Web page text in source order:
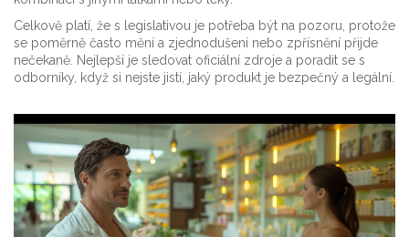
Celkově platí, že s legislativou je potřeba být na pozoru, protože
se poměrně často mění a zjednodušení nebo zpřísnění přijde
nečekaně. Nejlepší je sledovat oficiální zdroje a poradit se s
odborníky, když si nejste jistí, jaký produkt je bezpečný a legální.